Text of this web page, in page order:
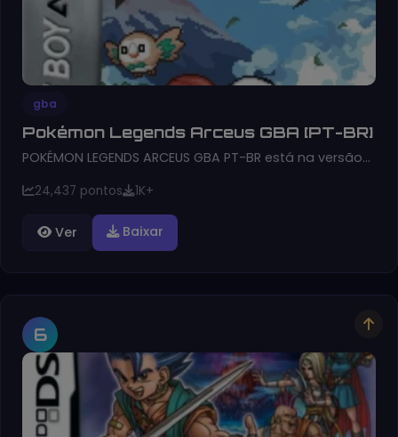
gba
Pokémon Legends Arceus GBA [PT-BR]
POKÉMON LEGENDS ARCEUS GBA PT-BR está na versão…
24,437 pontos 1K+
Ver Baixar
6